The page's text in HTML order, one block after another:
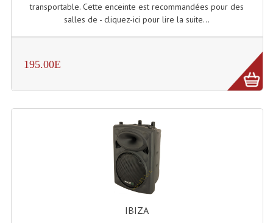
Angles Structure ASD SX290
Angles Structure ASD SZ 290
Angles Structure Duo290
Angles Structure QUATRO290
transportable. Cette enceinte est recommandées pour des
salles de - cliquez-ici pour lire la suite...
195.00E
IBIZA